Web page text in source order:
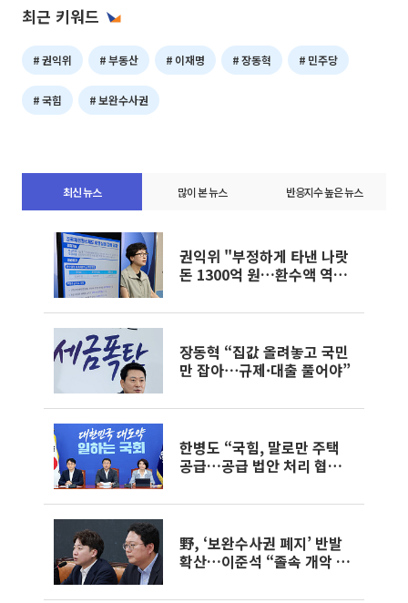
법의 붕괴인가’를 주제로 긴급 공동세미나를 개최했다. 이준석 개혁신
사소송법학회 회장과 이창현 한국외대 법학전문대학원 교수, 양홍석·
최창호
최근 키워드
권익위 부동산 이재명 장동혁 민주당
국힘 보완수사권
최신 뉴스 많이 본 뉴스 반응지수 높은 뉴스
권익위 "부정하게 타낸 나랏
돈 1300억 원…환수액 역대
장동혁 “집값 올려놓고 국민
만 잡아⋯규제·대출 풀어야”
한병도 “국힘, 말로만 주택
공급…공급 법안 처리 협조
野, ‘보완수사권 폐지’ 반발
확산…이준석 “졸속 개악 입